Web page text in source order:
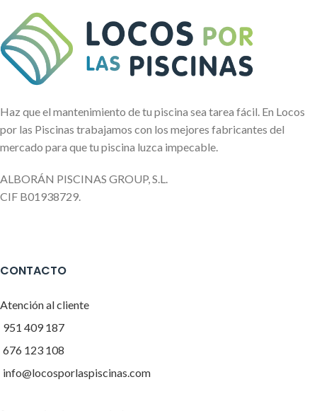
Haz que el mantenimiento de tu piscina sea tarea fácil. En Locos
por las Piscinas trabajamos con los mejores fabricantes del
mercado para que tu piscina luzca impecable.
ALBORÁN PISCINAS GROUP, S.L.
CIF B01938729.
CONTACTO
Atención al cliente
951 409 187
676 123 108
info@locosporlaspiscinas.com